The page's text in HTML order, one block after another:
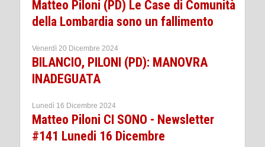
Matteo Piloni (PD) Le Case di Comunità
della Lombardia sono un fallimento
Venerdì 20 Dicembre 2024
BILANCIO, PILONI (PD): MANOVRA
INADEGUATA
Lunedì 16 Dicembre 2024
Matteo Piloni CI SONO - Newsletter
#141 Lunedi 16 Dicembre